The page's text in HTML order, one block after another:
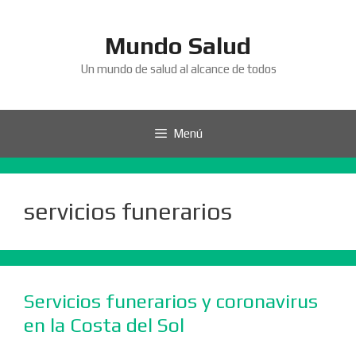
Mundo Salud
Un mundo de salud al alcance de todos
Menú
servicios funerarios
Servicios funerarios y coronavirus
en la Costa del Sol